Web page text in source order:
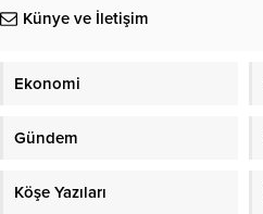
Künye ve İletişim
Ekonomi
Gündem
Köşe Yazıları